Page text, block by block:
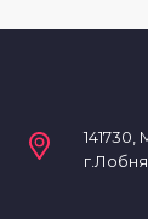
141730,